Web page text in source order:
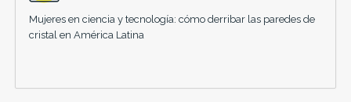
Mujeres en ciencia y tecnología: cómo derribar las paredes de
cristal en América Latina